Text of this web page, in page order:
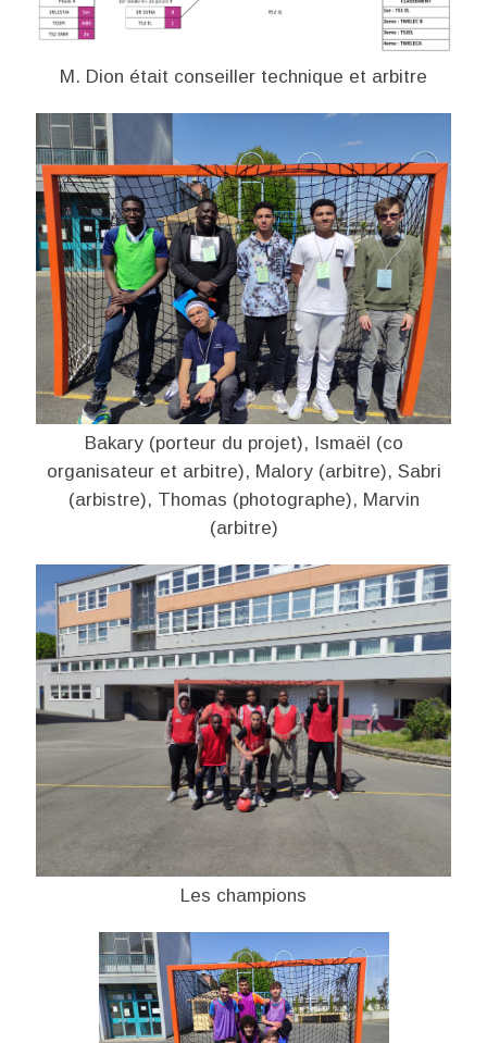
M. Dion était conseiller technique et arbitre
Bakary (porteur du projet), Ismaël (co
organisateur et arbitre), Malory (arbitre), Sabri
(arbistre), Thomas (photographe), Marvin
(arbitre)
Les champions